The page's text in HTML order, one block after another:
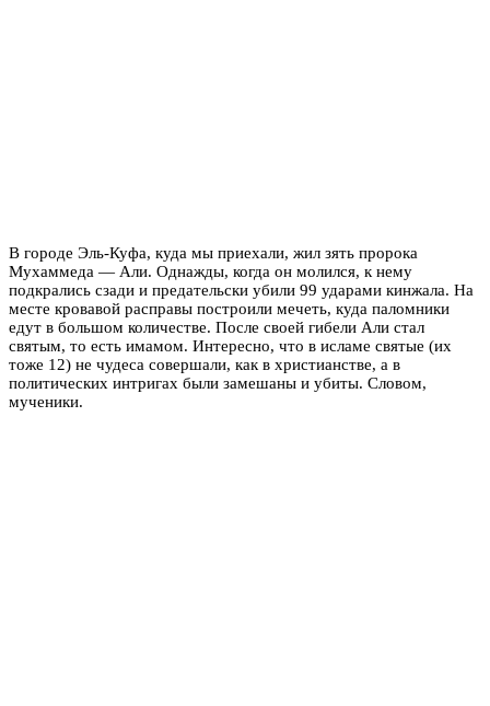
В городе Эль-Куфа, куда мы приехали, жил зять пророка
Мухаммеда — Али. Однажды, когда он молился, к нему
подкрались сзади и предательски убили 99 ударами кинжала. На
месте кровавой расправы построили мечеть, куда паломники
едут в большом количестве. После своей гибели Али стал
святым, то есть имамом. Интересно, что в исламе святые (их
тоже 12) не чудеса совершали, как в христианстве, а в
политических интригах были замешаны и убиты. Словом,
мученики.